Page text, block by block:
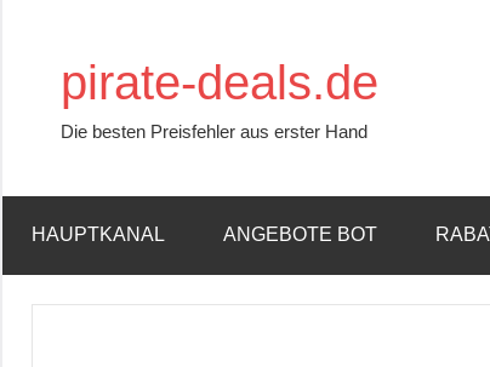
springenpirate-deals.de
Die besten Preisfehler aus erster Hand
HAUPTKANAL ANGEBOTE BOT